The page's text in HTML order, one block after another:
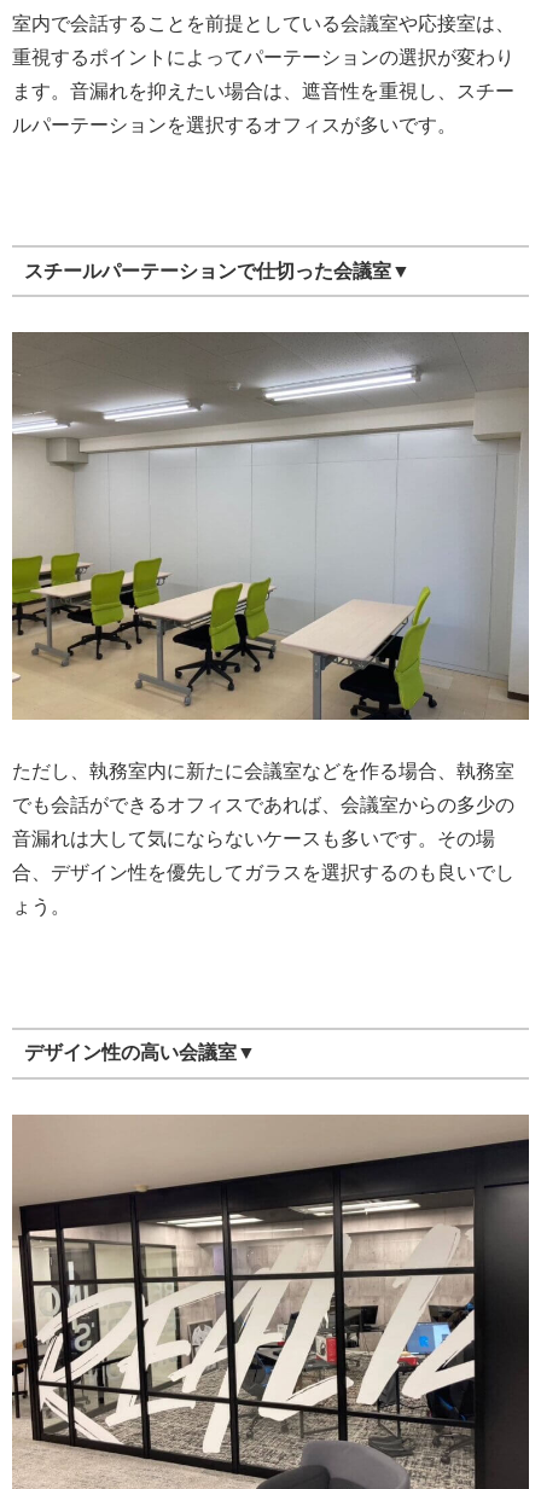
室内で会話することを前提としている会議室や応接室は、
重視するポイントによってパーテーションの選択が変わり
ます。音漏れを抑えたい場合は、遮音性を重視し、スチー
ルパーテーションを選択するオフィスが多いです。
スチールパーテーションで仕切った会議室▼
ただし、執務室内に新たに会議室などを作る場合、執務室
でも会話ができるオフィスであれば、会議室からの多少の
音漏れは大して気にならないケースも多いです。その場
合、デザイン性を優先してガラスを選択するのも良いでし
ょう。
デザイン性の高い会議室▼